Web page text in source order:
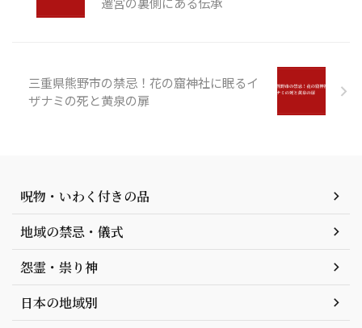
三重県熊野市の禁忌！花の窟神社に眠るイ
ザナミの死と黄泉の扉
呪物・いわく付きの品
地域の禁忌・儀式
怨霊・祟り神
日本の地域別